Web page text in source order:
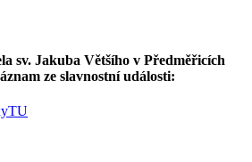
sv. Jakuba Většího v Předměřicích
ze slavnostní události: